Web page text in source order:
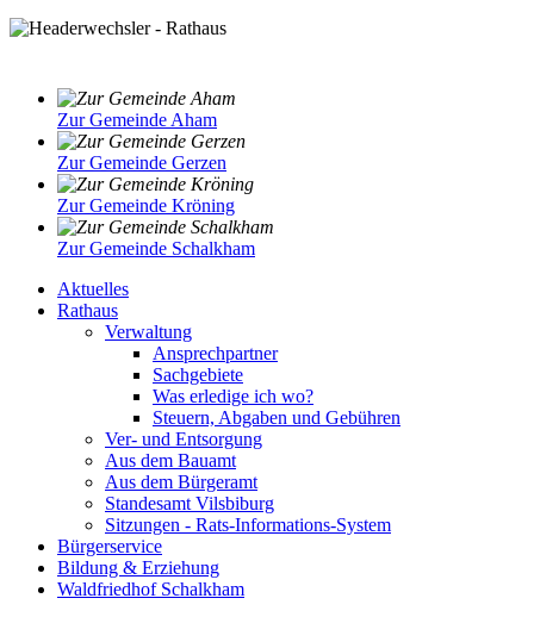
Zur Gemeinde Aham
Zur Gemeinde Gerzen
Zur Gemeinde Kröning
Zur Gemeinde Schalkham
Aktuelles
Rathaus
Verwaltung
Ansprechpartner
Sachgebiete
Was erledige ich wo?
Steuern, Abgaben und Gebühren
Ver- und Entsorgung
Aus dem Bauamt
Aus dem Bürgeramt
Standesamt Vilsbiburg
Sitzungen - Rats-Informations-System
Bürgerservice
Bildung & Erziehung
Waldfriedhof Schalkham